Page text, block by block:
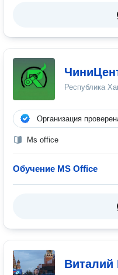
Республика
Организация
Ms office
Обучение MS Office
Виталий